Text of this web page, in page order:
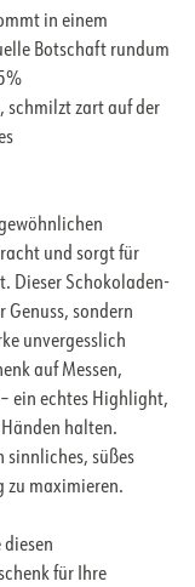
in einem
Botschaft rundum
schmilzt zart auf der
und sorgt für
Dieser Schokoladen-
sondern
unvergesslich
auf Messen,
ein echtes Highlight,
halten.
sinnliches, süßes
zu maximieren.
diesen
für Ihre